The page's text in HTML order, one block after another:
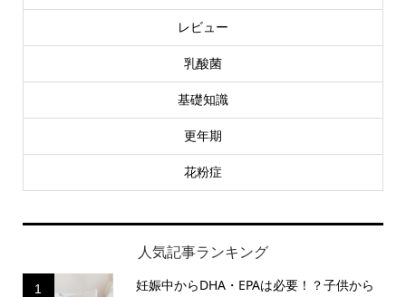
レビュー
乳酸菌
基礎知識
更年期
花粉症
人気記事ランキング
1
妊娠中からDHA・EPAは必要！？子供から